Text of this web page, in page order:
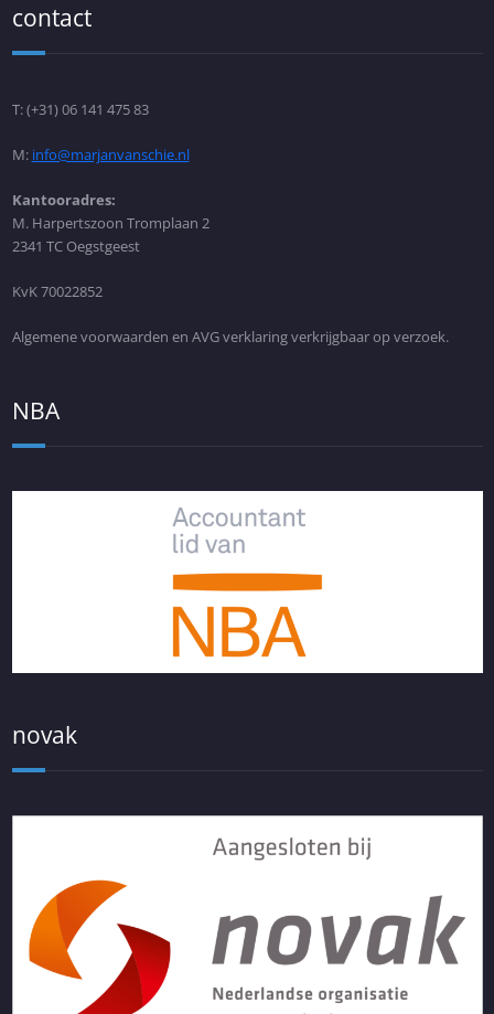
contact
T: (+31) 06 141 475 83
M: info@marjanvanschie.nl
Kantooradres:
M. Harpertszoon Tromplaan 2
2341 TC Oegstgeest
KvK 70022852
Algemene voorwaarden en AVG verklaring verkrijgbaar op verzoek.
NBA
novak